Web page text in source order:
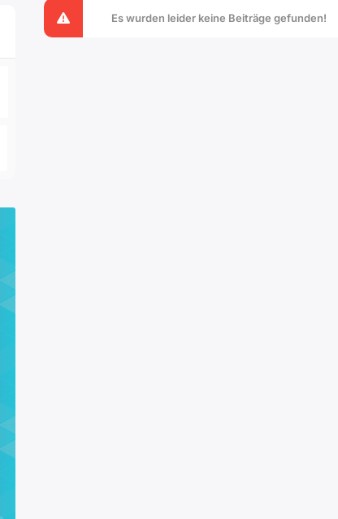
Es wurden leider keine Beiträge gefunden!